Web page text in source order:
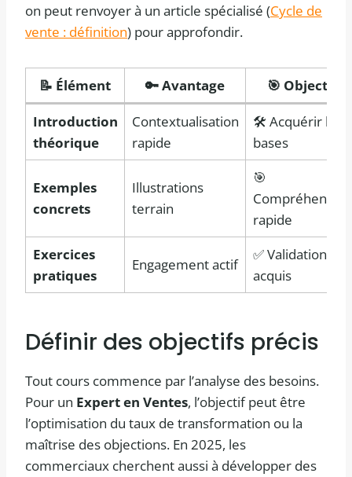
on peut renvoyer à un article spécialisé (Cycle de
vente : définition) pour approfondir.
📝 Élément 🔑 Avantage
🎯 Objectif
Introduction
théorique
Contextualisation
rapide
🛠️ Acquérir les
bases
Exemples
concrets
Illustrations
terrain
🎯
Compréhension
rapide
Exercices
pratiques
Engagement actif
✅ Validation des
acquis
Définir des objectifs précis
Tout cours commence par l’analyse des besoins.
Pour un Expert en Ventes, l’objectif peut être
l’optimisation du taux de transformation ou la
maîtrise des objections. En 2025, les
commerciaux cherchent aussi à développer des